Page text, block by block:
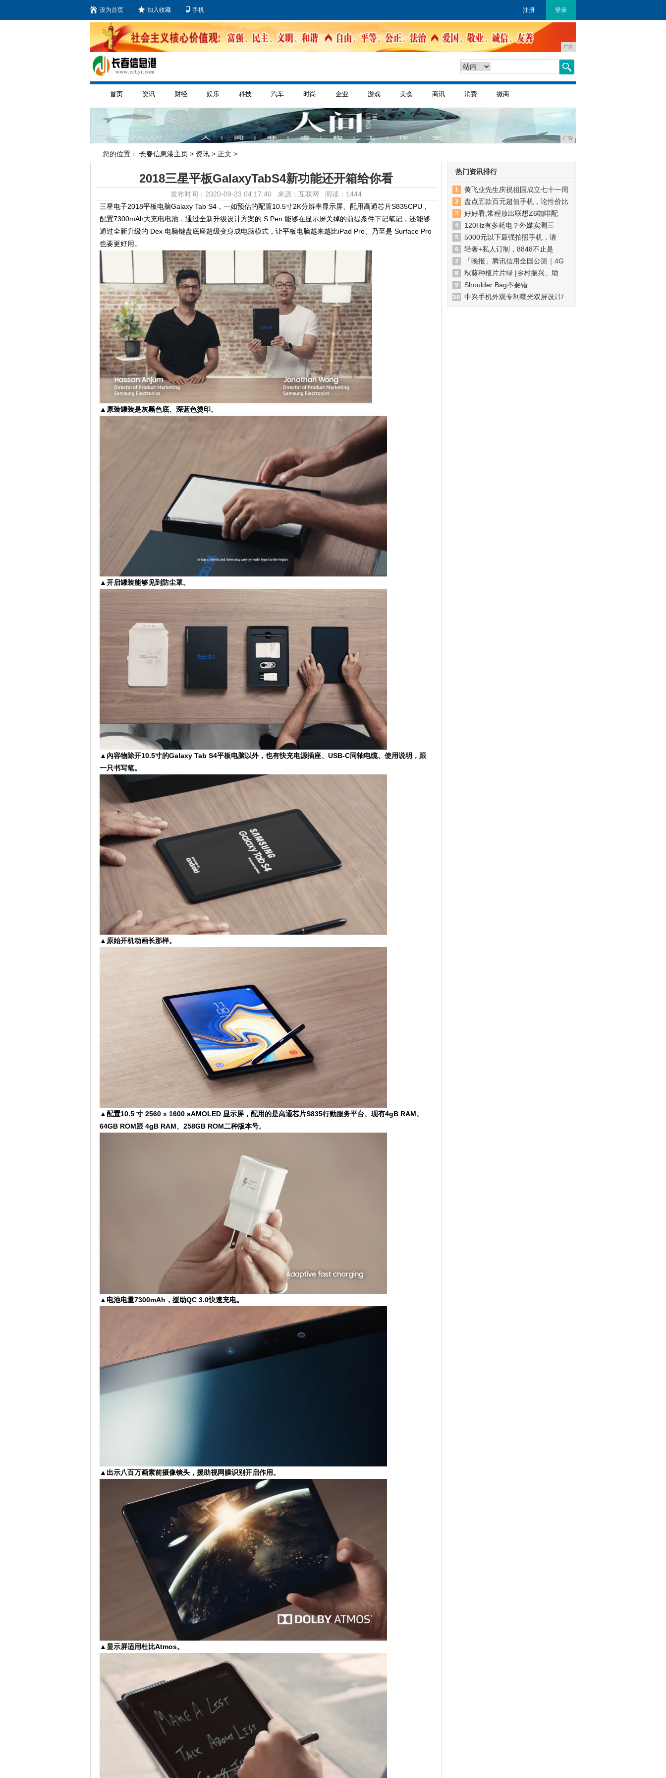
设为首页 加入收藏 手机 注册 登录
广告
首页 资讯 财经 娱乐 科技 汽车 时尚 企业 游戏 美食 商讯 消费 微商
广告
您的位置： 长春信息港主页 > 资讯 > 正文 >
2018三星平板GalaxyTabS4新功能还开箱给你看
发布时间：2020-09-23 04:17:40 来源：互联网 阅读：1444
三星电子2018平板电脑Galaxy Tab S4，一如预估的配置10.5寸2K分辨率显示屏、配用高通芯片S835CPU，
配置7300mAh大充电电池，通过全新升级设计方案的 S Pen 能够在显示屏关掉的前提条件下记笔记，还能够
通过全新升级的 Dex 电脑键盘底座超级变身成电脑模式，让平板电脑越来越比iPad Pro、乃至是 Surface Pro
也要更好用。
▲原装罐装是灰黑色底、深蓝色烫印。
▲开启罐装能够见到防尘罩。
▲內容物除开10.5寸的Galaxy Tab S4平板电脑以外，也有快充电源插座、USB-C同轴电缆、使用说明，跟
一只书写笔。
▲原始开机动画长那样。
▲配置10.5 寸 2560 x 1600 sAMOLED 显示屏，配用的是高通芯片S835行動服务平台、现有4gB RAM、
64GB ROM跟 4gB RAM、258GB ROM二种版本号。
▲电池电量7300mAh，援助QC 3.0快速充电。
▲出示八百万画素前摄像镜头，援助视网膜识别开启作用。
▲显示屏适用杜比Atmos。
热门资讯排行
黄飞业先生庆祝祖国成立七十一周
盘点五款百元超值手机，论性价比
好好看,常程放出联想Z6咖啡配
120Hz有多耗电？外媒实测三
5000元以下最强拍照手机，请
轻奢+私人订制，8848不止是
「晚报」腾讯信用全国公测｜4G
秋葵种植片片绿 |乡村振兴、助
Shoulder Bag不要错
中兴手机外观专利曝光双屏设计/